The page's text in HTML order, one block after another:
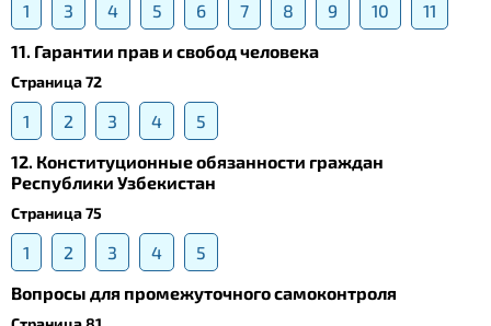
1 3 4 5 6 7 8 9 10
11
11. Гарантии прав и свобод человека
Страница 72
1 2 3 4
5
12. Конституционные обязанности граждан
Республики Узбекистан
Страница 75
1 2 3 4
5
Вопросы для промежуточного самоконтроля